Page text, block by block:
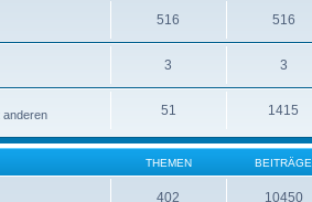
516 516
3 3
anderen
51 1415
THEMEN BEITRÄGE
402 10450